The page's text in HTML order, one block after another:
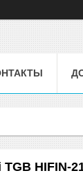
HIFIN-